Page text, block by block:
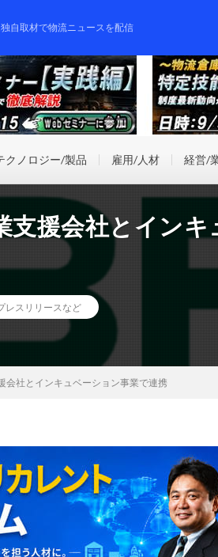
自取材で物流ニュースを配信
クノロジー/製品 雇用/人材 経営/
支援会社とインキ
レスリリースなど
会社とインキュベーション事業で連携